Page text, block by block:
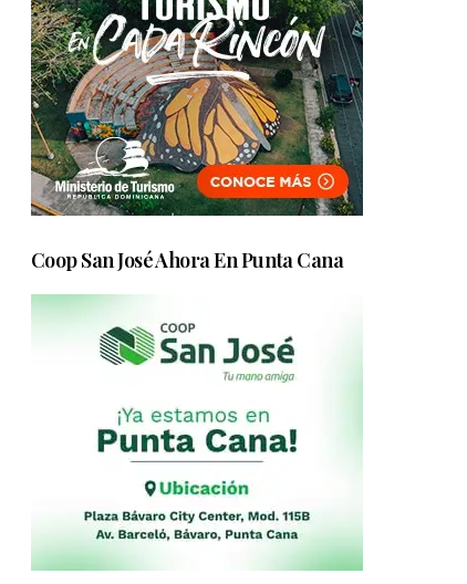
Coop San José Ahora En Punta Cana